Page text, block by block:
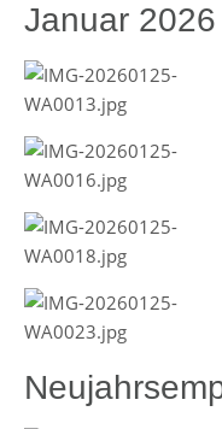
Januar 2026